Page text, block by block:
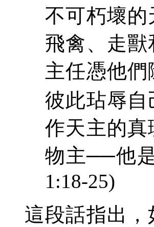
不可朽壞
飛禽、走
主任憑他
彼此玷辱
作天主的
物主──他
1:18-25)
這段話指出